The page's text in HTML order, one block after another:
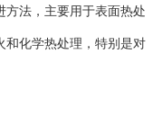
方法，主要用于表面热处
和化学热处理，特别是对